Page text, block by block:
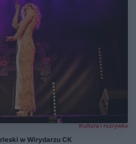
Kultura i rozrywka
w Wirydarzu CK